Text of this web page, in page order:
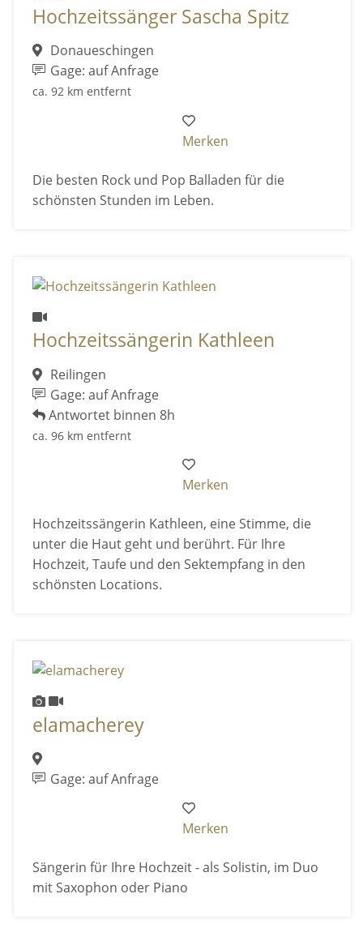
Hochzeitssänger Sascha Spitz
Donaueschingen
Gage: auf Anfrage
ca. 92 km entfernt
Merken
Die besten Rock und Pop Balladen für die
schönsten Stunden im Leben.
Hochzeitssängerin Kathleen
Reilingen
Gage: auf Anfrage
Antwortet binnen 8h
ca. 96 km entfernt
Merken
Hochzeitssängerin Kathleen, eine Stimme, die
unter die Haut geht und berührt. Für Ihre
Hochzeit, Taufe und den Sektempfang in den
schönsten Locations.
elamacherey
Gage: auf Anfrage
Merken
Sängerin für Ihre Hochzeit - als Solistin, im Duo
mit Saxophon oder Piano